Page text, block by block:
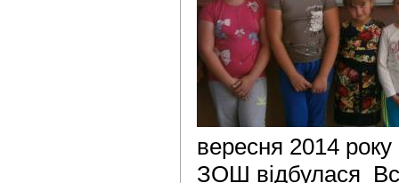
вересня 2014
ЗОШ відбулася